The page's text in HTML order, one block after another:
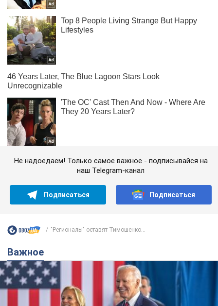
Не надоедаем! Только самое важное - подписывайся на
наш Telegram-канал
Подписаться Подписаться
"Регионалы" оставят Тимошенко...
Важное